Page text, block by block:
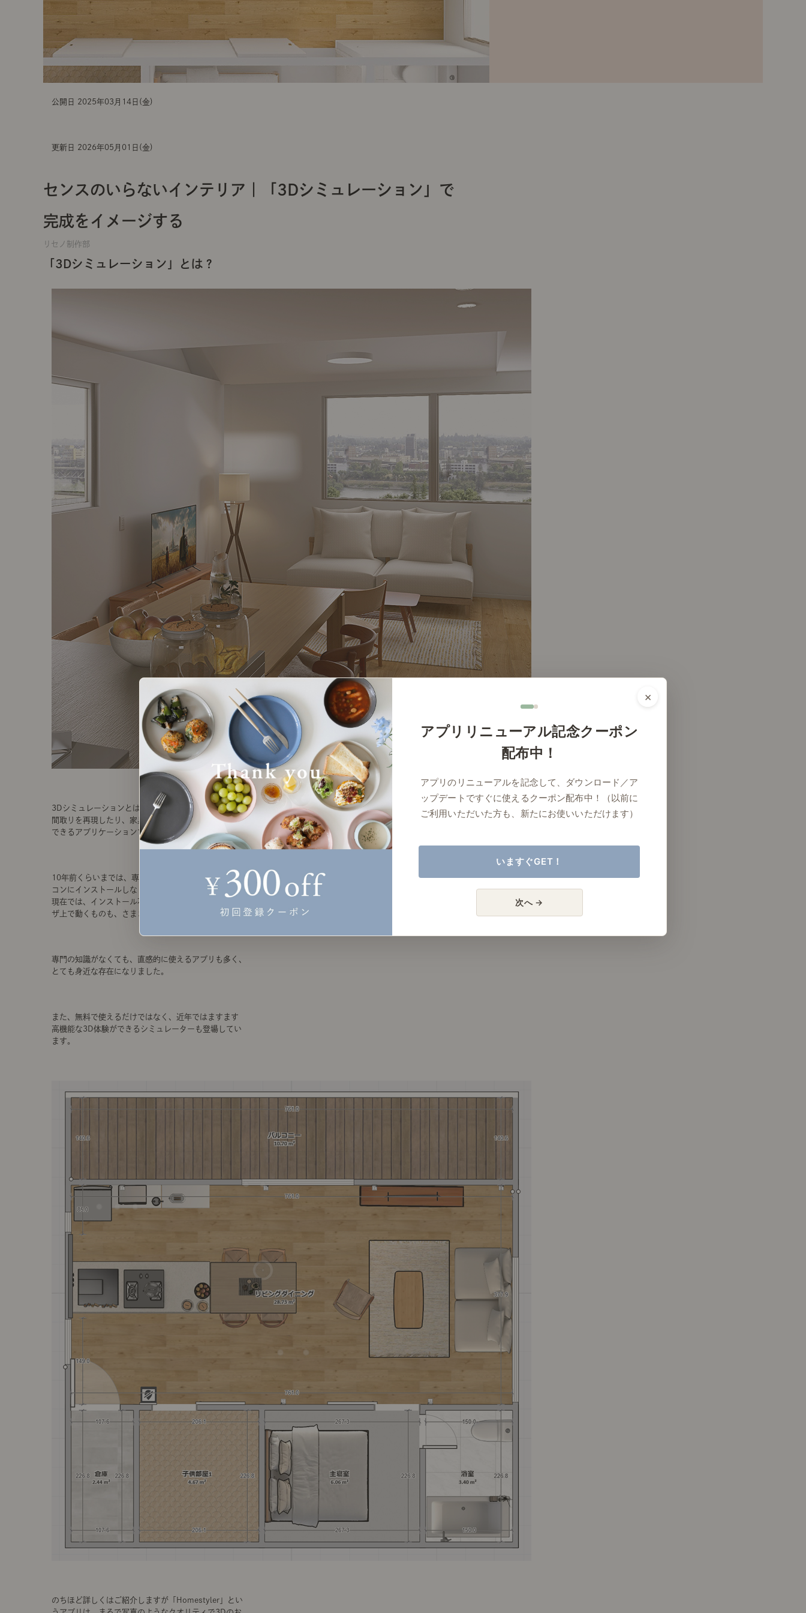
公開日 2025年03月14日(金)
更新日 2026年05月01日(金)
センスのいらないインテリア｜「3Dシミュレーション」で
完成をイメージする
リセノ制作部
「3Dシミュレーション」とは？
3Dシミュレーションとは、パソコン上にて、お部屋の
間取りを再現したり、家具やインテリアを配置したり
できるアプリケーションです。
10年前くらいまでは、専用のソフトを購入して、パソ
コンにインストールしなくてはいけませんでしたが、
現在では、インストール不要で、しかも無料でブラウ
ザ上で動くものも、さまざまリリースされています。
専門の知識がなくても、直感的に使えるアプリも多く、
とても身近な存在になりました。
また、無料で使えるだけではなく、近年ではますます
高機能な3D体験ができるシミュレーターも登場してい
ます。
のちほど詳しくはご紹介しますが「Homestyler」とい
×
アプリリニューアル記念クーポン
配布中！
アプリのリニューアルを記念して、ダウンロード／ア
ップデートですぐに使えるクーポン配布中！（以前に
ご利用いただいた方も、新たにお使いいただけます）
いますぐGET！
次へ →